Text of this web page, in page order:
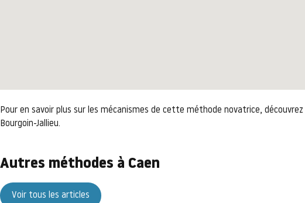
Pour en savoir plus sur les mécanismes de cette méthode novatrice, découvrez
Bourgoin-Jallieu.
Autres méthodes à Caen
Voir tous les articles